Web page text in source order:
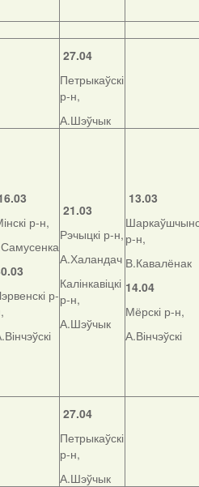
27.04
Петрыкаўскі
р-н,
А.Шэўчык
р-н,
р-
21.03
Рэчыцкі р-н,
А.Халандач
Калінкавіцкі
р-н,
А.Шэўчык
13.03
р-н,
В.Кавалёнак
14.04
Мёрскі р-н,
А.Вінчэўскі
27.04
Петрыкаўскі
р-н,
А.Шэўчык